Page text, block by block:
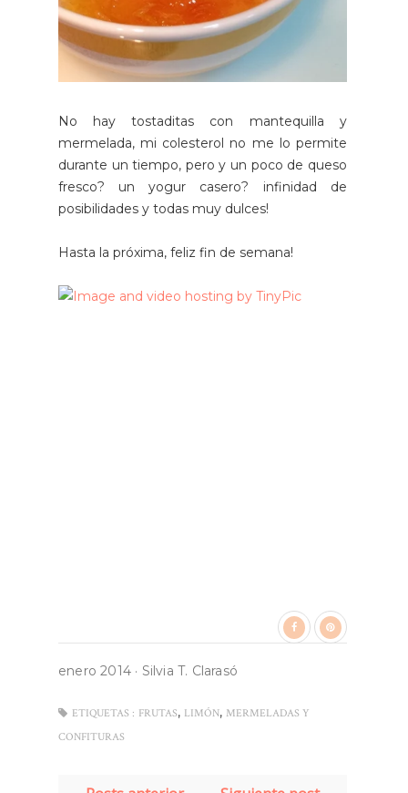
No hay tostaditas con mantequilla y
mermelada, mi colesterol no me lo permite
durante un tiempo, pero y un poco de queso
fresco? un yogur casero? infinidad de
posibilidades y todas muy dulces!
Hasta la próxima, feliz fin de semana!
enero 2014 · Silvia T. Clarasó
ETIQUETAS : FRUTAS, LIMÓN, MERMELADAS Y
CONFITURAS